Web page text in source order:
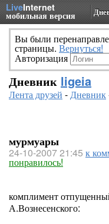
LiveInternet
мобильная версия
Вы были
страницы. Вернуться!
Авторизация
Дневник ligeia
Лента друзей -Дневник
мурмуары
24-10-2007 21:45 к
понравилось!
комплимент
А.Вознесенского: